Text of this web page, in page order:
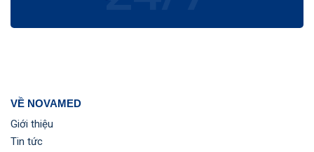
VỀ NOVAMED
Giới thiệu
Tin tức